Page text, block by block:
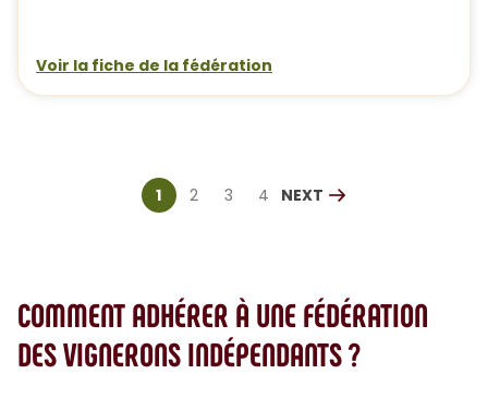
Voir la fiche de la fédération
Current page
1 $ Page
2 $ Page
3 $ Page
4 $PAGE
NEXT
COMMENT ADHÉRER À UNE FÉDÉRATION
DES VIGNERONS INDÉPENDANTS ?